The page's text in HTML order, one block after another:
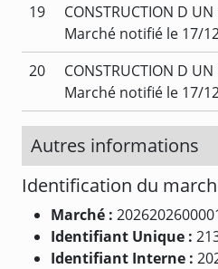
19
CONSTRUCTION D
Marché notifié le 17/
20
CONSTRUCTION D UN
Marché notifié le 17/
Autres informations
Identification du
Marché :
Identifiant Unique :
Identifiant Interne :